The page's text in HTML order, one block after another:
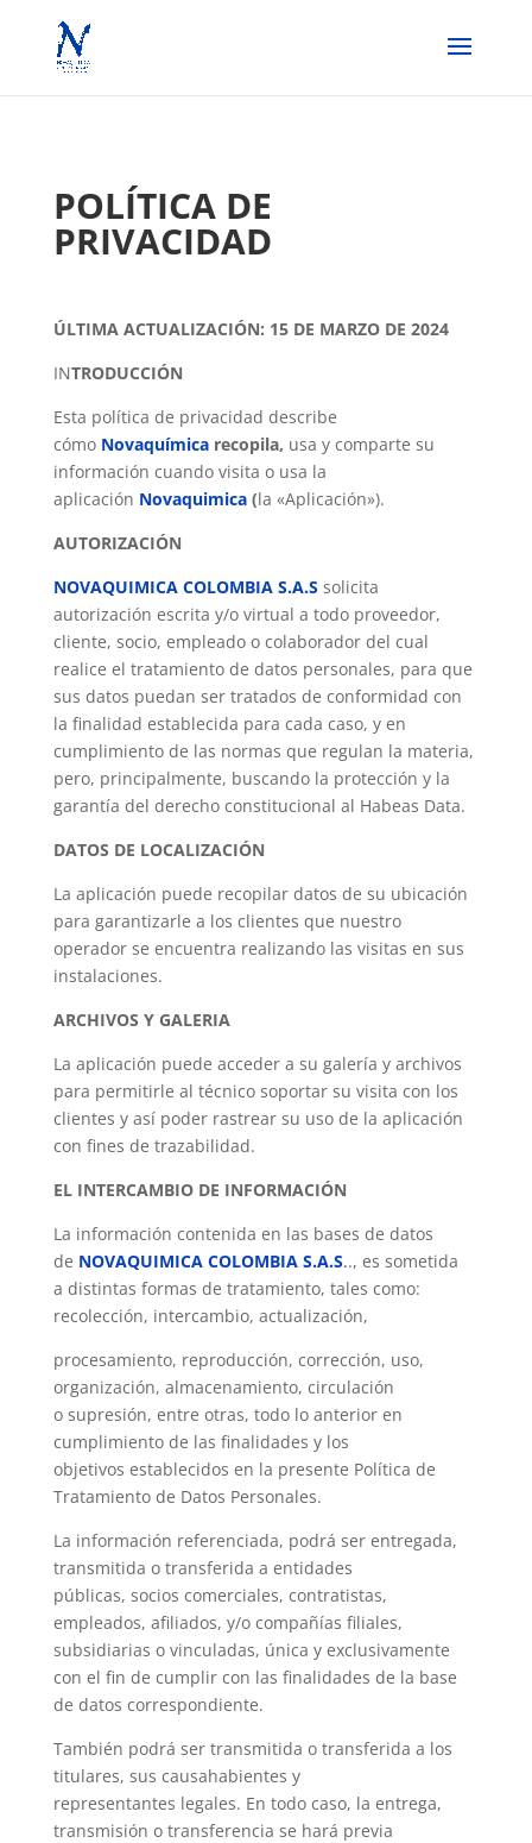
POLÍTICA DE
PRIVACIDAD
ÚLTIMA ACTUALIZACIÓN: 15 DE MARZO DE 2024
INTRODUCCIÓN
Esta política de privacidad describe
cómo Novaquímicarecopila, usa y comparte su
información cuando visita o usa la
aplicación Novaquimica(la «Aplicación»).
AUTORIZACIÓN
NOVAQUIMICA COLOMBIA S.A.Ssolicita
autorización escrita y/o virtual a todo proveedor,
cliente, socio, empleado o colaborador del cual
realice el tratamiento de datos personales, para que
sus datos puedan ser tratados de conformidad con
la finalidad establecida para cada caso, y en
cumplimiento de las normas que regulan la materia,
pero, principalmente, buscando la protección y la
garantía del derecho constitucional al Habeas Data.
DATOS DE LOCALIZACIÓN
La aplicación puede recopilar datos de su ubicación
para garantizarle a los clientes que nuestro
operador se encuentra realizando las visitas en sus
instalaciones.
ARCHIVOS Y GALERIA
La aplicación puede acceder a su galería y archivos
para permitirle al técnico soportar su visita con los
clientes y así poder rastrear su uso de la aplicación
con fines de trazabilidad.
EL INTERCAMBIO DE INFORMACIÓN
La información contenida en las bases de datos
de NOVAQUIMICA COLOMBIA S.A.S.., es sometida
a distintas formas de tratamiento, tales como:
recolección, intercambio, actualización,
procesamiento, reproducción, corrección, uso,
organización, almacenamiento, circulación
o supresión, entre otras, todo lo anterior en
cumplimiento de las finalidades y los
objetivos establecidos en la presente Política de
Tratamiento de Datos Personales.
La información referenciada, podrá ser entregada,
transmitida o transferida a entidades
públicas, socios comerciales, contratistas,
empleados, afiliados, y/o compañías filiales,
subsidiarias o vinculadas, única y exclusivamente
con el fin de cumplir con las finalidades de la base
de datos correspondiente.
También podrá ser transmitida o transferida a los
titulares, sus causahabientes y
representantes legales. En todo caso, la entrega,
transmisión o transferencia se hará previa